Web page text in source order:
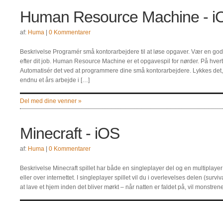
Human Resource Machine -
af: Huma 0 Kommentarer
Beskrivelse Programér små kontorarbejdere til at løse opgaver. Vær en
efter dit job. Human Resource Machine er et opgavespil for nørder. På
Automatisér det ved at programmere dine små kontorarbejdere. Lykkes
endnu et års arbejde i […]
Del med dine venner »
Minecraft - iOS
af: Huma 0 Kommentarer
Beskrivelse Minecraft spillet har både en singleplayer del og en
eller over internettet. I singleplayer spillet vil du i overlevelses delen
at lave et hjem inden det bliver mørkt – når natten er faldet på, vil